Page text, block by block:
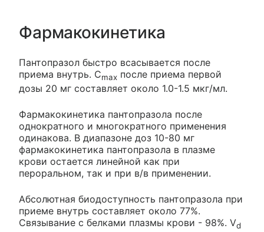
Фармакокинетика
Пантопразол быстро всасывается после
приема внутрь. Сmax после приема первой
дозы 20 мг составляет около 1.0-1.5 мкг/мл.
Фармакокинетика пантопразола после
однократного и многократного применения
одинакова. В диапазоне доз 10-80 мг
фармакокинетика пантопразола в плазме
крови остается линейной как при
пероральном, так и при в/в применении.
Абсолютная биодоступность пантопразола при
приеме внутрь составляет около 77%.
Связывание с белками плазмы крови - 98%. Vd